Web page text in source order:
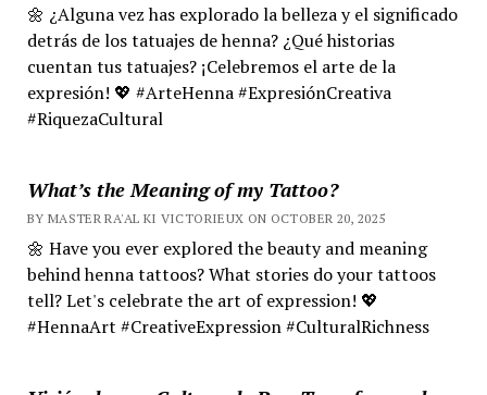
🌼 ¿Alguna vez has explorado la belleza y el significado
detrás de los tatuajes de henna? ¿Qué historias
cuentan tus tatuajes? ¡Celebremos el arte de la
expresión! 💖 #ArteHenna #ExpresiónCreativa
#RiquezaCultural
What’s the Meaning of my Tattoo?
BY MASTER RA'AL KI VICTORIEUX ON OCTOBER 20, 2025
🌼 Have you ever explored the beauty and meaning
behind henna tattoos? What stories do your tattoos
tell? Let's celebrate the art of expression! 💖
#HennaArt #CreativeExpression #CulturalRichness